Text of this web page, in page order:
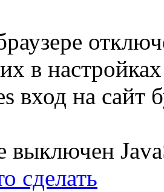
в
вход на сайт
выключен
сделать